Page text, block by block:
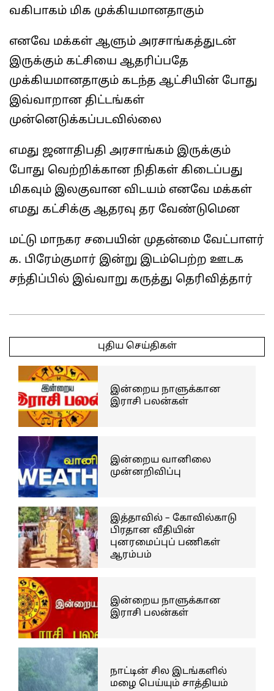
வகிபாகம் மிக முக்கியமானதாகும்
எனவே மக்கள் ஆளும் அரசாங்கத்துடன்
இருக்கும் கட்சியை ஆதரிப்பதே
முக்கியமானதாகும் கடந்த ஆட்சியின் போது
இவ்வாறான திட்டங்கள்
முன்னெடுக்கப்படவில்லை
எமது ஜனாதிபதி அரசாங்கம் இருக்கும்
போது வெற்றிக்கான நிதிகள் கிடைப்பது
மிகவும் இலகுவான விடயம் எனவே மக்கள்
எமது கட்சிக்கு ஆதரவு தர வேண்டுமென
மட்டு மாநகர சபையின் முதன்மை வேட்பாளர்
க. பிரேம்குமார் இன்று இடம்பெற்ற ஊடக
சந்திப்பில் இவ்வாறு கருத்து தெரிவித்தார்
04-
புதிய செய்திகள்
இன்றைய நாளுக்கான
இராசி பலன்கள்
இன்றைய வானிலை
முன்னறிவிப்பு
இத்தாவில் – கோவில்காடு
பிரதான வீதியின்
புனரமைப்புப் பணிகள்
ஆரம்பம்
இன்றைய நாளுக்கான
இராசி பலன்கள்
நாட்டின் சில இடங்களில்
மழை பெய்யும் சாத்தியம்